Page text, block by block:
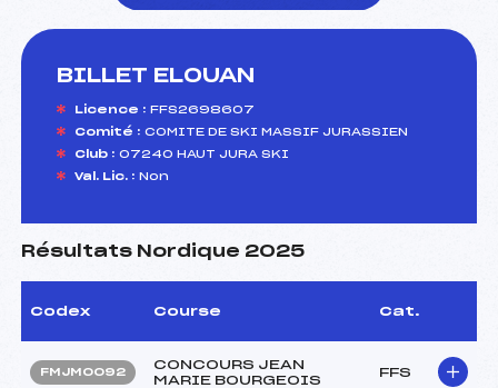
BILLET ELOUAN
Licence : FFS2698607
Comité : COMITE DE SKI MASSIF JURASSIEN
Club : 07240 HAUT JURA SKI
Val. Lic. : Non
Résultats Nordique 2025
Codex Course Cat.
FMJM0092
CONCOURS JEAN
MARIE BOURGEOIS
FFS